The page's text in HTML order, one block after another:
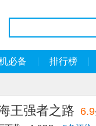
必备 排行榜
王强者之路 6.9